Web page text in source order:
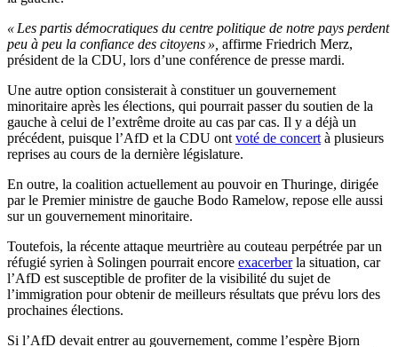
« Les partis démocratiques du centre politique de notre pays perdent
peu à peu la confiance des citoyens », affirme Friedrich Merz,
président de la CDU, lors d’une conférence de presse mardi.
Une autre option consisterait à constituer un gouvernement
minoritaire après les élections, qui pourrait passer du soutien de la
gauche à celui de l’extrême droite au cas par cas. Il y a déjà un
précédent, puisque l’AfD et la CDU ont voté de concert à plusieurs
reprises au cours de la dernière législature.
En outre, la coalition actuellement au pouvoir en Thuringe, dirigée
par le Premier ministre de gauche Bodo Ramelow, repose elle aussi
sur un gouvernement minoritaire.
Toutefois, la récente attaque meurtrière au couteau perpétrée par un
réfugié syrien à Solingen pourrait encore exacerberla situation, car
l’AfD est susceptible de profiter de la visibilité du sujet de
l’immigration pour obtenir de meilleurs résultats que prévu lors des
prochaines élections.
Si l’AfD devait entrer au gouvernement, comme l’espère Bjorn